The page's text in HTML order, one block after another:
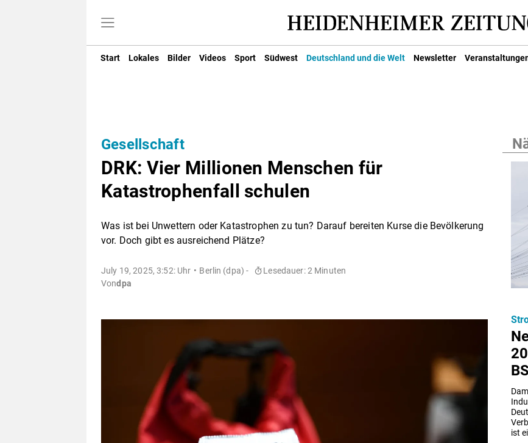
Start Lokales Bilder Videos Sport Südwest Deutschland und die Welt Newsletter
Gesellschaft
DRK: Vier Millionen Menschen für
Katastrophenfall schulen
Was ist bei Unwettern oder Katastrophen zu tun? Darauf bereiten Kurse die Bevölkerung
vor. Doch gibt es ausreichend Plätze?
July 19, 2025, 3:52: Uhr Berlin (dpa) -
Lesedauer: 2 Minuten
Vondpa
ist